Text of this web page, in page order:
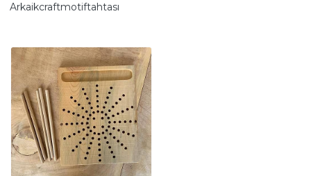
Arkaikcraftmotiftahtası